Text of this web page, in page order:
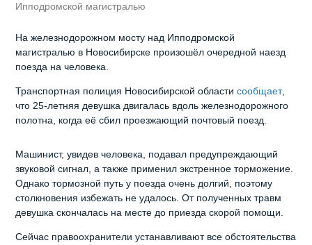
Ипподромской магистралью
На железнодорожном мосту над Ипподромской
магистралью в Новосибирске произошёл очередной наезд
поезда на человека.
Транспортная полиция Новосибирской областисообщает,
что 25-летняя девушка двигалась вдоль железнодорожного
полотна, когда её сбил проезжающий почтовый поезд.
Машинист, увидев человека, подавал предупреждающий
звуковой сигнал, а также применил экстренное торможение.
Однако тормозной путь у поезда очень долгий, поэтому
столкновения избежать не удалось. От полученных травм
девушка скончалась на месте до приезда скорой помощи.
Сейчас правоохранители устанавливают все обстоятельства